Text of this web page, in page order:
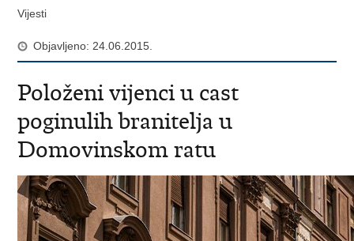
Vijesti
Objavljeno: 24.06.2015.
Položeni vijenci u cast
poginulih branitelja u
Domovinskom ratu